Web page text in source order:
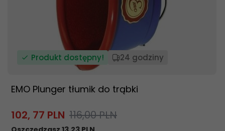
Produkt dostępny! 24 godziny
EMO Plunger tłumik do trąbki
102, 77 PLN 116,00 PLN